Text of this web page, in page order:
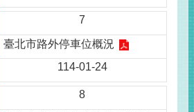
7
臺北市路外停車位概況
114-01-24
8